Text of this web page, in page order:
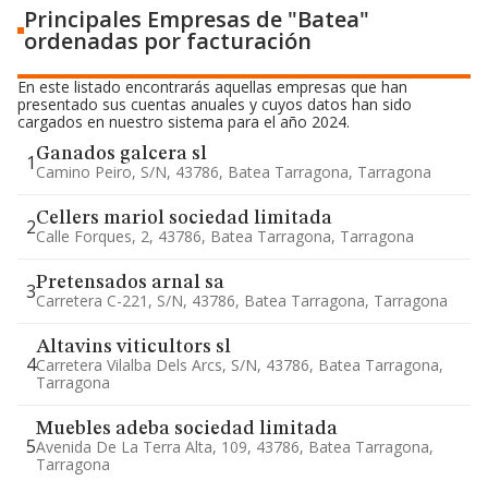
Principales Empresas de "Batea"
ordenadas por facturación
En este listado encontrarás aquellas empresas que han
presentado sus cuentas anuales y cuyos datos han sido
cargados en nuestro sistema para el año 2024.
1 Ganados galcera sl
Camino Peiro, S/n, 43786, Batea Tarragona, Tarragona
2Cellers mariol sociedad limitada
Calle Forques, 2, 43786, Batea Tarragona, Tarragona
3Pretensados arnal sa
Carretera C-221, S/n, 43786, Batea Tarragona, Tarragona
4
Altavins viticultors sl
Carretera Vilalba Dels Arcs, S/n, 43786, Batea Tarragona,
Tarragona
5
Muebles adeba sociedad limitada
Avenida De La Terra Alta, 109, 43786, Batea Tarragona,
Tarragona